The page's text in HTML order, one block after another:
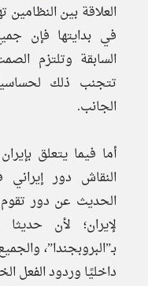
العلاقة بين النظامين
في بدايتها فإن
السابقة وتلتزم
تتجنب ذلك
الجانب.
أما فيما يتعلق
النقاش دور إيراني
الحديث عن دور
لإيران؛ لأن
بـ”البروبجندا”،
داخليًا وردود الفعل